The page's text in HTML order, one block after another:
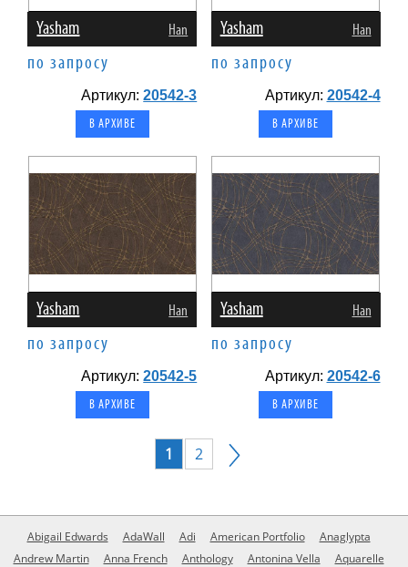
Yasham Han
по запросу
Артикул:20542-3
В АРХИВЕ
Yasham Han
по запросу
Артикул: 20542-4
В АРХИВЕ
Yasham Han
по запросу
Артикул:20542-5
В АРХИВЕ
Yasham Han
по запросу
Артикул: 20542-6
В АРХИВЕ
1 2
Abigail Edwards AdaWall Adi American Portfolio
Anaglypta
Andrew Martin
Anna French Anthology Antonina Vella
Aquarelle